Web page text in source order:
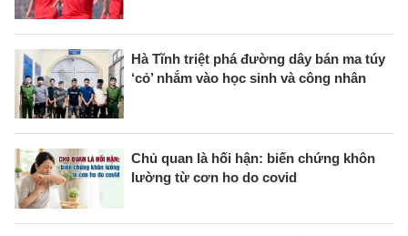
Hà Tĩnh triệt phá đường dây bán ma túy
‘cỏ’ nhắm vào học sinh và công nhân
Chủ quan là hối hận: biến chứng khôn
lường từ cơn ho do covid